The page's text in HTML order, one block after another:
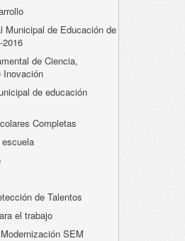
Municipal de Educación de
2016
de Ciencia,
Inovación
de educación
Completas
de Talentos
el trabajo
SEM